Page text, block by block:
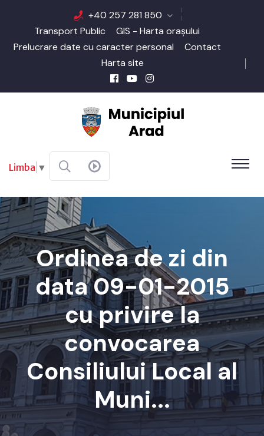
+40 257 281 850
Transport Public
GIS - Harta orașului
Prelucrare date cu caracter personal
Contact
Harta site
Limba ▼
Ordinea de zi din
data 09-01-2015
cu privire la
convocarea
Consiliului Local al
Muni...